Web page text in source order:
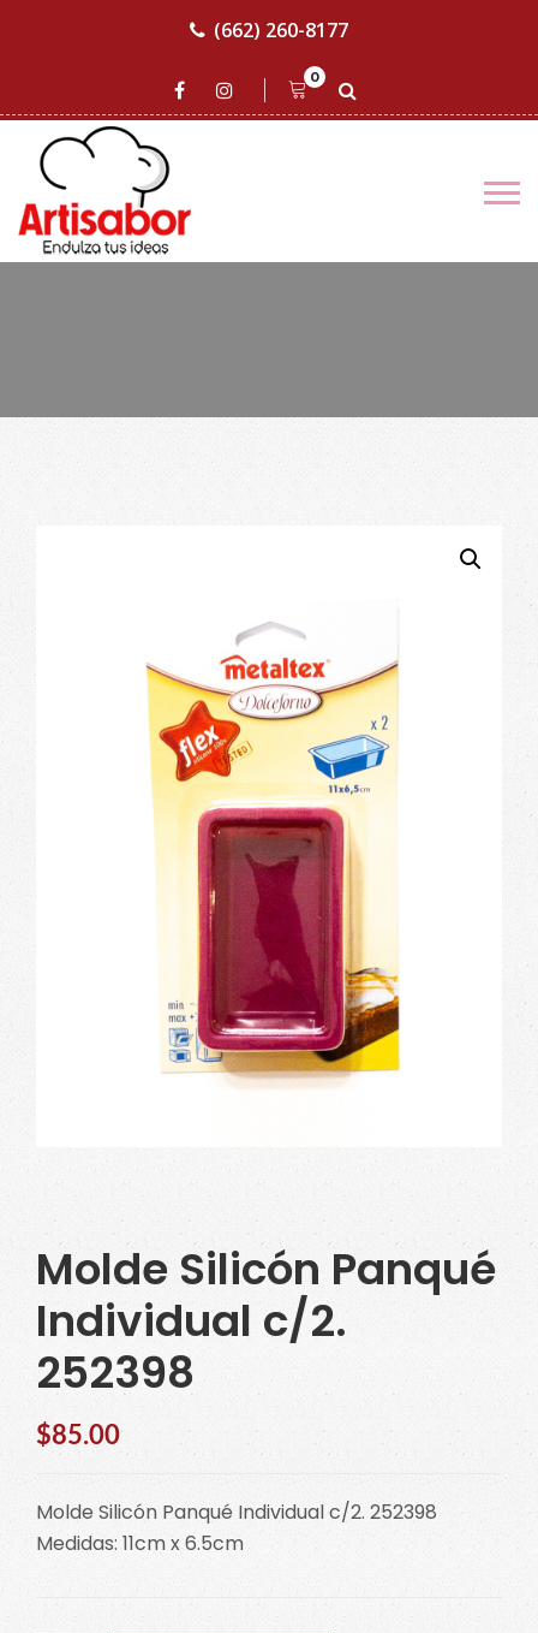
(662) 260-8177
0
Molde Silicón Panqué
Individual c/2.
252398
$85.00
Molde Silicón Panqué Individual c/2. 252398
Medidas: 11cm x 6.5cm